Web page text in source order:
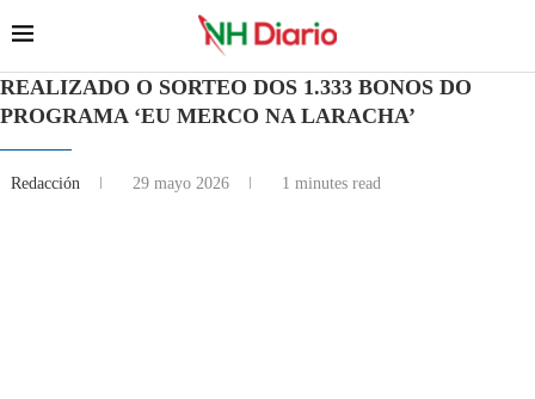
REALIZADO O SORTEO DOS 1.333 BONOS DO
PROGRAMA ‘EU MERCO NA LARACHA’
Redacción 29 mayo 2026 1 minutes read